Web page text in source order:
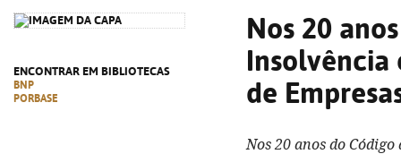
ENCONTRAR EM BIBLIOTECAS
BNP
PORBASE
Nos 20
Insolvência
de
Nos 20 anos do